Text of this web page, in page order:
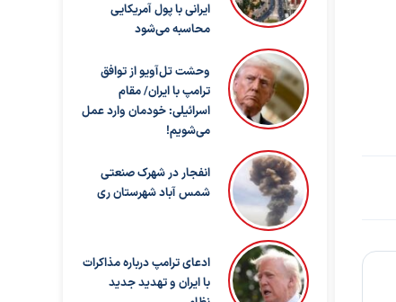
ایرانی با پول آمریکایی
محاسبه می‌شود
وحشت تل‌آویو از توافق
ترامپ با ایران/ مقام
اسرائیلی: خودمان وارد عمل
می‌شویم!
انفجار در شهرک صنعتی
شمس آباد شهرستان ری
ادعای ترامپ درباره مذاکرات
با ایران و تهدید جدید